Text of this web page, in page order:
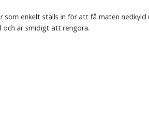
som enkelt ställs in för att få maten nedkyld
är smidigt att rengöra.